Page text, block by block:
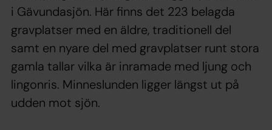
i Gävundasjön. Här finns det 223 belagda
gravplatser med en äldre, traditionell del
samt en nyare del med gravplatser runt stora
gamla tallar vilka är inramade med ljung och
lingonris. Minneslunden ligger längst ut på
udden mot sjön.